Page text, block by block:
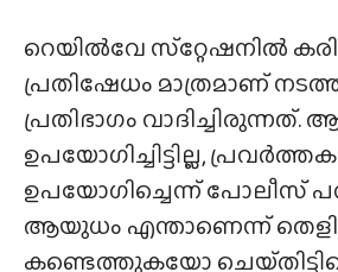
റെയിൽവേ സ്‌റ്റേഷനിൽ
പ്രതിഷേധം മാത്രമാണ്
പ്രതിഭാഗം
ഉപയോഗിച്ചിട്ടില്ല,
ഉപയോഗിച്ചെന്ന് പോലീസ്
ആയുധം എന്താണെന്ന്
കണ്ടെത്തുകയോ